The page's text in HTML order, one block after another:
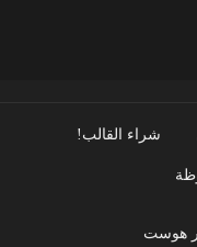
شراء القالب!
هوست